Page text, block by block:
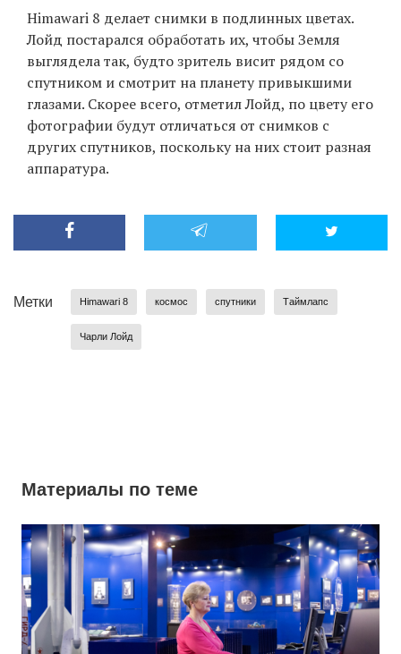
Himawari 8 делает снимки в подлинных цветах.
Лойд постарался обработать их, чтобы Земля
выглядела так, будто зритель висит рядом со
спутником и смотрит на планету привыкшими
глазами. Скорее всего, отметил Лойд, по цвету его
фотографии будут отличаться от снимков с
других спутников, поскольку на них стоит разная
аппаратура.
Метки Himawari 8 космос спутники Таймлапс
Чарли Лойд
Материалы по теме